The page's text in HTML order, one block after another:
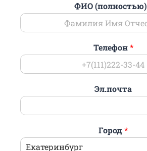
ФИО (полностью)
Телефон*
Эл.почта
Город *